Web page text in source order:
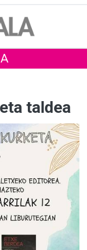
taldea